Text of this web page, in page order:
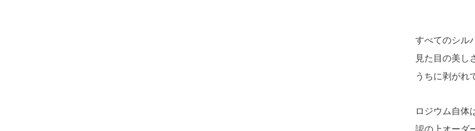
すべてのシル
見た目の美し
うちに剥がれ
ロジウム自体